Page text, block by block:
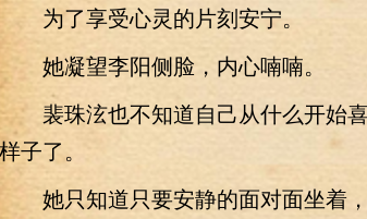
为了享受心灵的片刻安宁。
她凝望李阳侧脸，内心喃喃。
裴珠泫也不知道自己从什么开始喜
样子了。
她只知道只要安静的面对面坐着